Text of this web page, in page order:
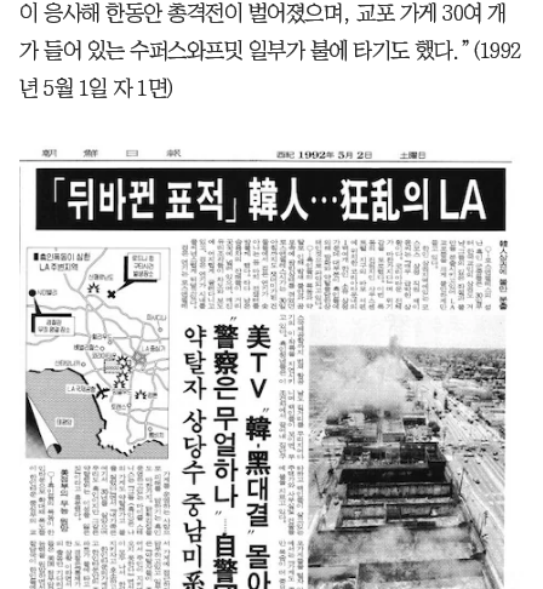
이 응사해 한동안 총격전이 벌어졌으며, 교포 가게 30여 개
가 들어 있는 수퍼스와프밋 일부가 불에 타기도 했다.”(1992
년 5월 1일 자 1면)